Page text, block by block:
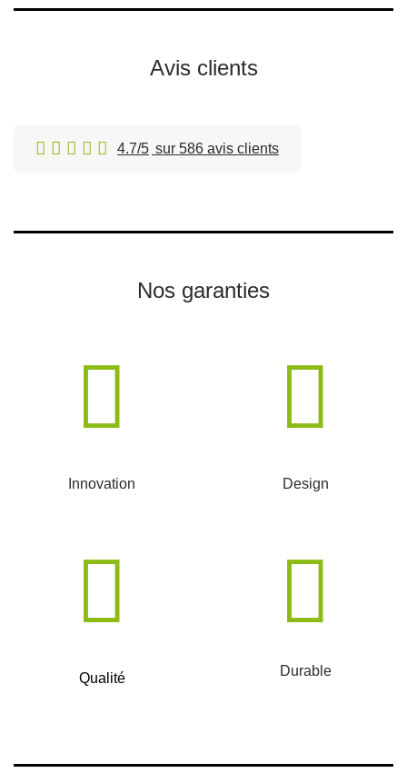
Avis clients
4.7/5 sur 586 avis clients
Nos garanties
Innovation Design
Qualité Durable